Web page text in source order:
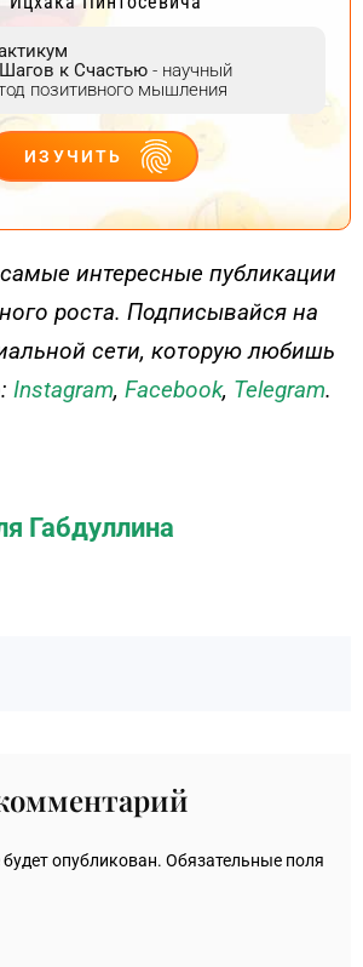
к Счастью - научный
позитивного мышления
ИЗУЧИТЬ
интересные публикации
роста. Подписывайся на
сети, которую любишь
Instagram, Facebook, Telegram.
Габдуллина
опубликован. Обязательные поля